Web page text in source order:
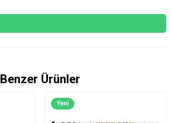
Benzer Ürünler
Yeni